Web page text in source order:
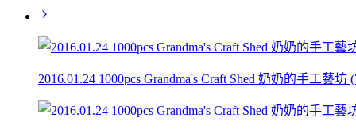
2016.01.24 1000pcs Grandma's Craft Shed 奶奶的手工藝坊